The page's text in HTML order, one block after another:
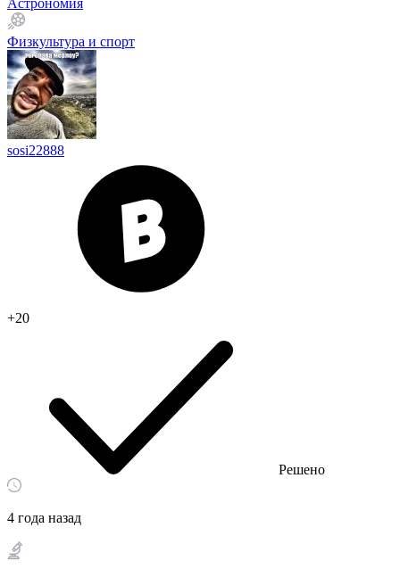
Астрономия
Физкультура и спорт
sosi22888
+20
Решено
4 года назад